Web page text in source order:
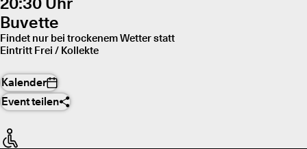
Buvette
Findet nur bei trockenem Wetter statt
Eintritt Frei / Kollekte
Kalender
Event teilen